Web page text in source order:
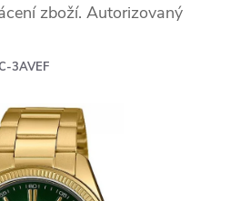
zboží. Autorizovaný
3AVEF